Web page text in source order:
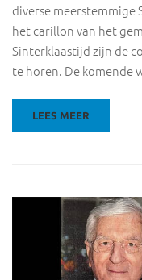
diverse meerstemmige
het carillon van het
Sinterklaastijd zijn de
te horen. De komende
LEES MEER